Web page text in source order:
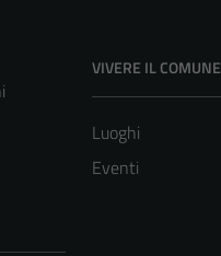
VIVERE IL COMUNE
Luoghi
Eventi